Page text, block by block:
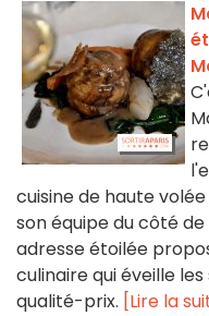
cuisine de haute
son équipe du côté
adresse étoilée
culinaire qui éveille
qualité-prix. [Lire la